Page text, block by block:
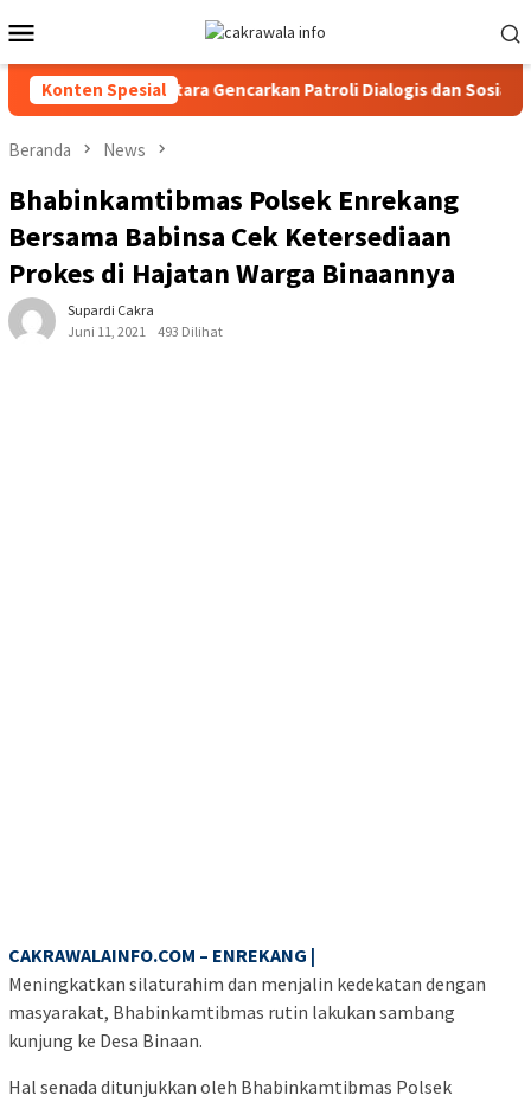
ke
kontenMobile
Konten Spesial
Toraja Utara Gencarkan Patroli Dialogis dan Sosialisasi
Beranda News
Bhabinkamtibmas Polsek Enrekang
Bersama Babinsa Cek Ketersediaan
Prokes di Hajatan Warga Binaannya
Supardi Cakra
Juni 11, 2021
493 Dilihat
CAKRAWALAINFO.COM – ENREKANG |
Meningkatkan silaturahim dan menjalin kedekatan dengan
masyarakat, Bhabinkamtibmas rutin lakukan sambang
kunjung ke Desa Binaan.
Hal senada ditunjukkan oleh Bhabinkamtibmas Polsek